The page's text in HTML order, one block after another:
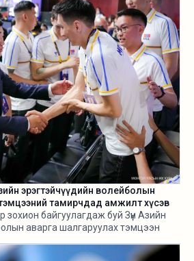
эрэгтэйчүүдийн волейболын
тамирчдад амжилт хүсэв
байгуулагдаж буй Зүүн Азийн
аварга шалгаруулах тэмцээн